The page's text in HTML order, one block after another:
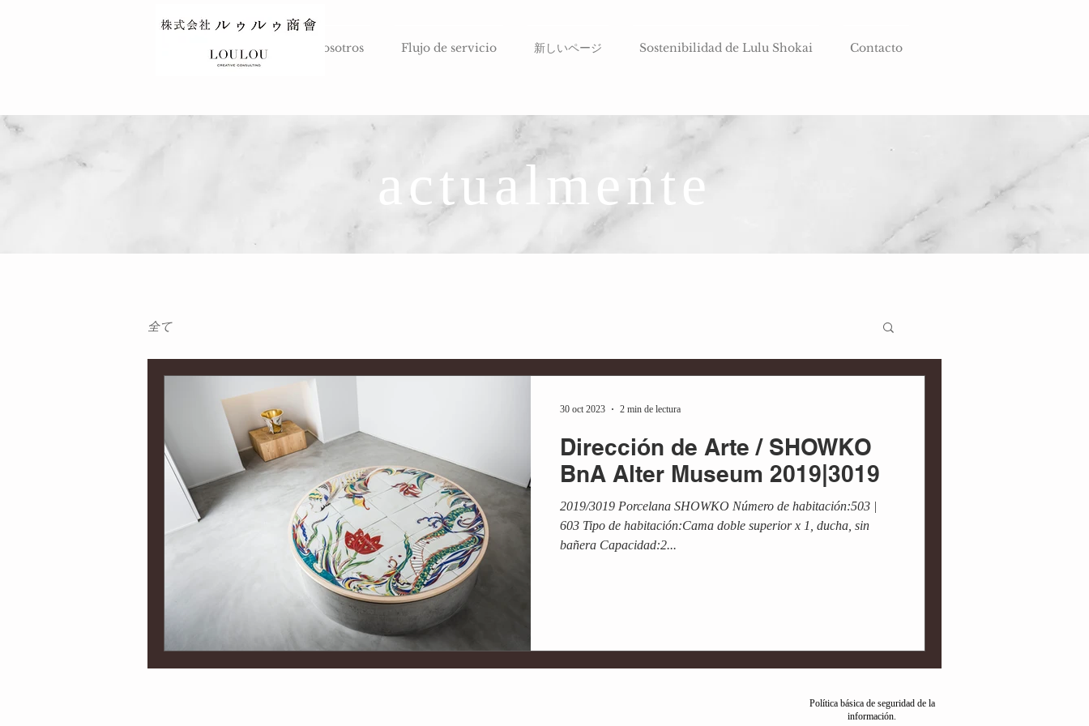
ARRIBA Sobre nosotros Flujo de servicio 新しいページ Sostenibilidad de Lulu Shokai Contacto
actualmente
全て
Dirección de Arte / SHOWKO
BnA Alter Museum 2019|3019
2019/3019 Porcelana SHOWKO Número de habitación:503 |
603 Tipo de habitación:Cama doble superior x 1, ducha, sin
bañera Capacidad:2...
30 oct 2023 2 min de lectura
Política básica de seguridad de la
información.